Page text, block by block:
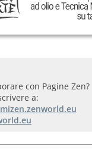
con Pagine Zen?
a: